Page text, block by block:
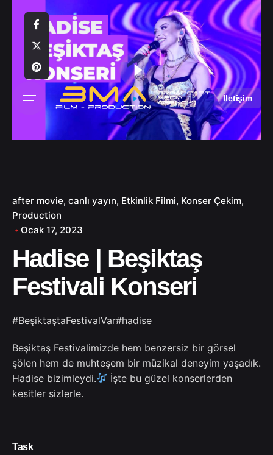
İletişim
after movie canlı yayın Etkinlik Filmi Konser Çekim
Production
Ocak 17, 2023
Hadise | Beşiktaş
Festivali Konseri
#BeşiktaştaFestivalVar#hadise
Beşiktaş Festivalimizde hem benzersiz bir görsel
şölen hem de muhteşem bir müzikal deneyim yaşadık.
Hadise bizimleydi.
İşte bu güzel konserlerden
kesitler sizlerle.
Task